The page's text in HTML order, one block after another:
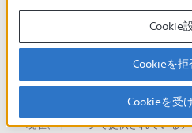
サポート動画をご利用の際にはソ
ルメディア利用規約をご確認くだ
ダウンロード
現在、本ページで提供されている
Cookie
Cookieを拒
Cookieを受